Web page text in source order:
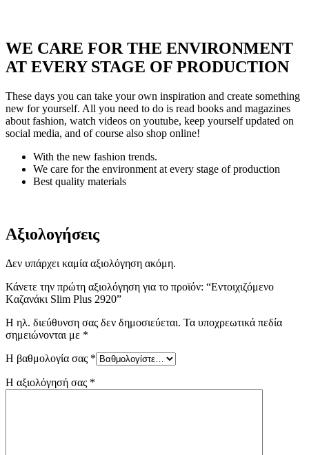
WE CARE FOR THE ENVIRONMENT
AT EVERY STAGE OF PRODUCTION
These days you can take your own inspiration and create something
new for yourself. All you need to do is read books and magazines
about fashion, watch videos on youtube, keep yourself updated on
social media, and of course also shop online!
With the new fashion trends.
We care for the environment at every stage of production
Best quality materials
Αξιολογήσεις
Δεν υπάρχει καμία αξιολόγηση ακόμη.
Κάνετε την πρώτη αξιολόγηση για το προϊόν: “Εντοιχιζόμενο
Kαζανάκι Slim Plus 2920”
Η ηλ. διεύθυνση σας δεν δημοσιεύεται. Τα υποχρεωτικά πεδία
σημειώνονται με *
Η βαθμολογία σας *
Η αξιολόγησή σας *